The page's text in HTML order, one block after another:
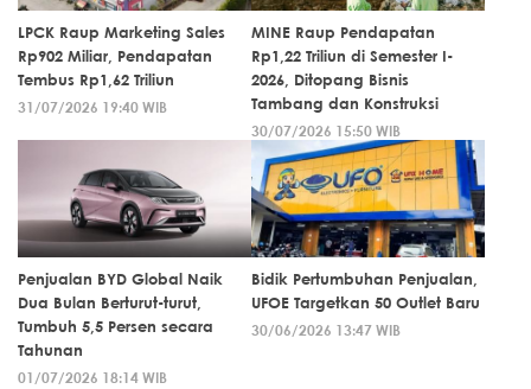
LPCK Raup Marketing Sales
Rp902 Miliar, Pendapatan
Tembus Rp1,62 Triliun
31/07/2026 19:40 WIB
MINE Raup Pendapatan
Rp1,22 Triliun di Semester I-
2026, Ditopang Bisnis
Tambang dan Konstruksi
30/07/2026 15:50 WIB
Penjualan BYD Global Naik
Dua Bulan Berturut-turut,
Tumbuh 5,5 Persen secara
Tahunan
01/07/2026 18:14 WIB
Bidik Pertumbuhan Penjualan,
UFOE Targetkan 50 Outlet Baru
30/06/2026 13:47 WIB